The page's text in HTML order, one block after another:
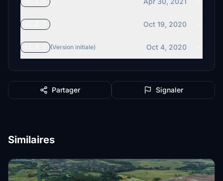
Oct 19, 2020
(Version initiale) Oct 4, 2020
Partager Signaler
Similaires